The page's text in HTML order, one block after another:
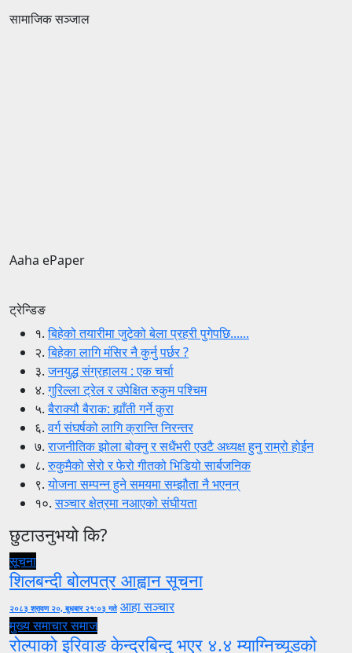
सामाजिक सञ्जाल
Aaha ePaper
ट्रेन्डिङ
१.बिहेको तयारीमा जुटेको बेला प्रहरी पुगेपछि......
२.बिहेका लागि मंसिर नै कुर्नु पर्छर ?
३.जनयुद्ध संग्रहालय : एक चर्चा
४.गुरिल्ला ट्रेल र उपेक्षित रुकुम पश्चिम
५.बैराक्यौ बैराक: ह्याँती गर्ने कुरा
६.वर्ग संघर्षको लागि क्रान्ति निरन्तर
७.राजनीतिक झोला बोक्नु र सधैंभरी एउटै अध्यक्ष हुनु राम्रो होईन
८.रुकुमैको सेरो र फेरो गीतको भिडियो सार्बजनिक
९.योजना सम्पन्न हुने समयमा सम्झौता नै भएनन्
१०.सञ्चार क्षेत्रमा नआएको संघीयता
छुटाउनुभयो कि?
सूचना
शिलबन्दी बोलपत्र आह्वान सूचना
२०८३ श्रावण २०, बुधबार २१:०३ गते आहा सञ्चार
मुख्य समाचारसमाज
रोल्पाको इरिवाङ केन्द्रबिन्दु भएर ४.४ म्याग्निच्यूडको